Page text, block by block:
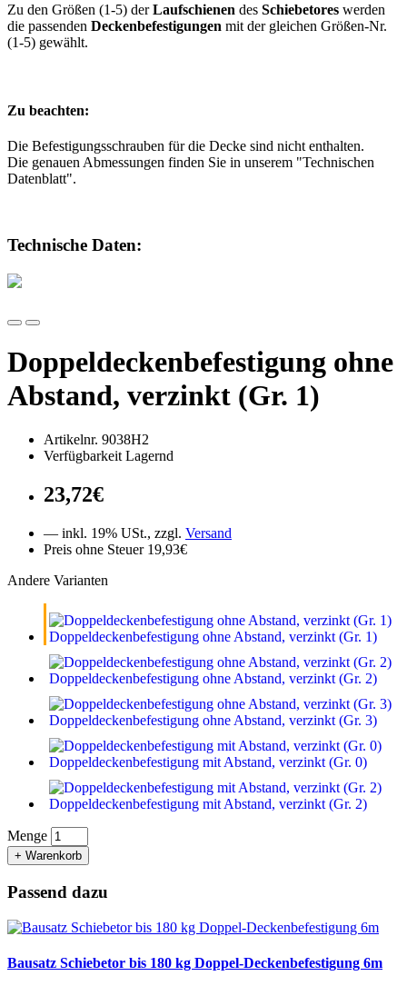
Zu den Größen (1-5) derLaufschienen des Schiebetores werden
die passenden Deckenbefestigungen mit der gleichen Größen-Nr.
(1-5) gewählt.
Zu beachten:
Die Befestigungsschrauben für die Decke sind nicht enthalten.
Die genauen Abmessungen finden Sie in unserem "Technischen
Datenblatt".
Technische Daten:
Doppeldeckenbefestigung ohne
Abstand, verzinkt (Gr. 1)
Artikelnr. 9038H2
Verfügbarkeit Lagernd
23,72€
— inkl. 19% USt., zzgl. Versand
Preis ohne Steuer 19,93€
Andere Varianten
Doppeldeckenbefestigung ohne Abstand, verzinkt (Gr. 1)
Doppeldeckenbefestigung ohne Abstand, verzinkt (Gr. 2)
Doppeldeckenbefestigung ohne Abstand, verzinkt (Gr. 3)
Doppeldeckenbefestigung mit Abstand, verzinkt (Gr. 0)
Doppeldeckenbefestigung mit Abstand, verzinkt (Gr. 2)
Menge
+ Warenkorb
Passend dazu
Bausatz Schiebetor bis 180 kg Doppel-Deckenbefestigung 6m